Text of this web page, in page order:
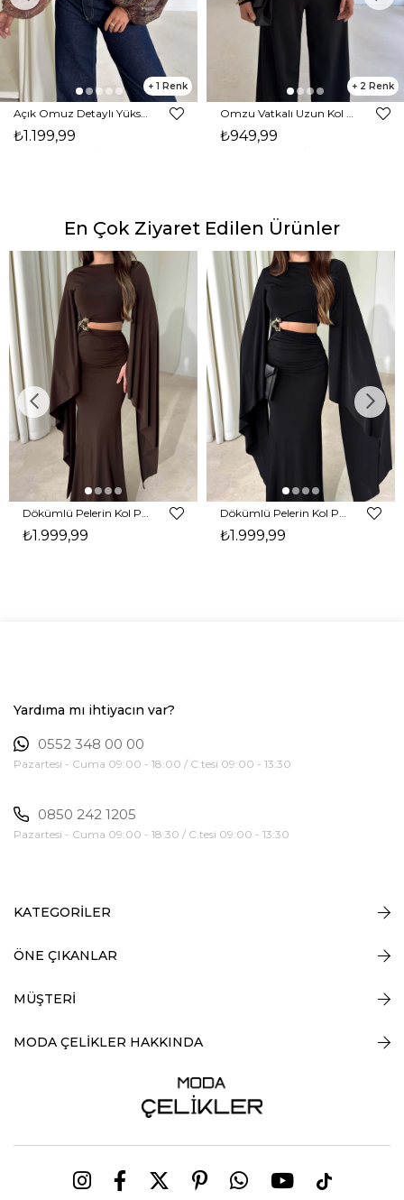
1
₺1.199,99
2
₺949,99
En Çok Ziyaret Edilen Ürünler
₺1.999,99 ₺1.999,99
Yardıma mı ihtiyacın var?
0552 348 00 00
Pazartesi - Cuma 09:00 - 18:00 / C.tesi 09:00 - 13:30
0850 242 1205
Pazartesi - Cuma 09:00 - 18:30 / C.tesi 09:00 - 13:30
KATEGORİLER
ÖNE ÇIKANLAR
MÜŞTERİ
MODA ÇELİKLER HAKKINDA